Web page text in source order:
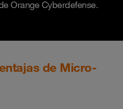
Orange Cyberdefense.
de Micro-